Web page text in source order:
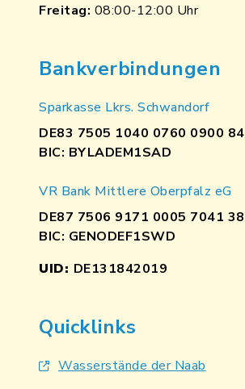
Freitag: 08:00-12:00 Uhr
Bankverbindungen
Sparkasse Lkrs. Schwandorf
DE83 7505 1040 0760 0900 84
BIC: BYLADEM1SAD
VR Bank Mittlere Oberpfalz eG
DE87 7506 9171 0005 7041 38
BIC: GENODEF1SWD
UID: DE131842019
Quicklinks
Wasserstände der Naab